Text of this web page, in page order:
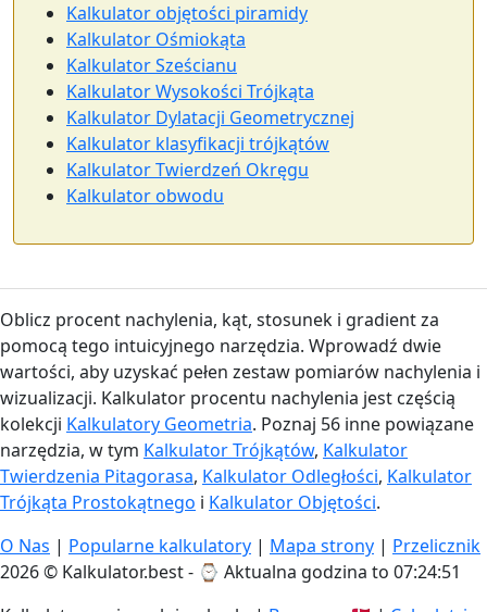
Kalkulator objętości piramidy
Kalkulator Ośmiokąta
Kalkulator Sześcianu
Kalkulator Wysokości Trójkąta
Kalkulator Dylatacji Geometrycznej
Kalkulator klasyfikacji trójkątów
Kalkulator Twierdzeń Okręgu
Kalkulator obwodu
Oblicz procent nachylenia, kąt, stosunek i gradient za
pomocą tego intuicyjnego narzędzia. Wprowadź dwie
wartości, aby uzyskać pełen zestaw pomiarów nachylenia i
wizualizacji. Kalkulator procentu nachylenia jest częścią
kolekcji Kalkulatory Geometria. Poznaj 56 inne powiązane
narzędzia, w tym Kalkulator Trójkątów, Kalkulator
Twierdzenia Pitagorasa, Kalkulator Odległości, Kalkulator
Trójkąta Prostokątnego i Kalkulator Objętości.
O Nas | Popularne kalkulatory | Mapa strony | Przelicznik
2026 © Kalkulator.best - ⌚ Aktualna godzina to 07:24:51